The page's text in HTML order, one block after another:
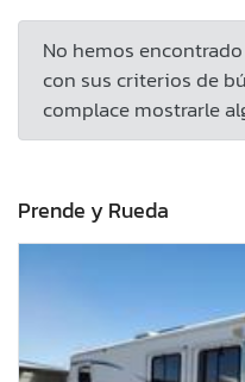
No hemos
con sus criterios de
complace mostrarle
Prende y Rueda